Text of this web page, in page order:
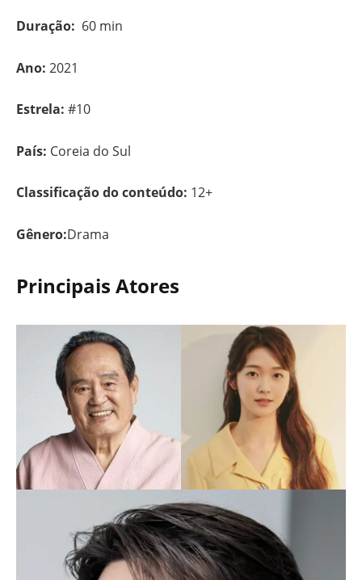
Duração: 60 min
Ano: 2021
Estrela: #10
País: Coreia do Sul
Classificação do conteúdo: 12+
Gênero:Drama
Principais Atores